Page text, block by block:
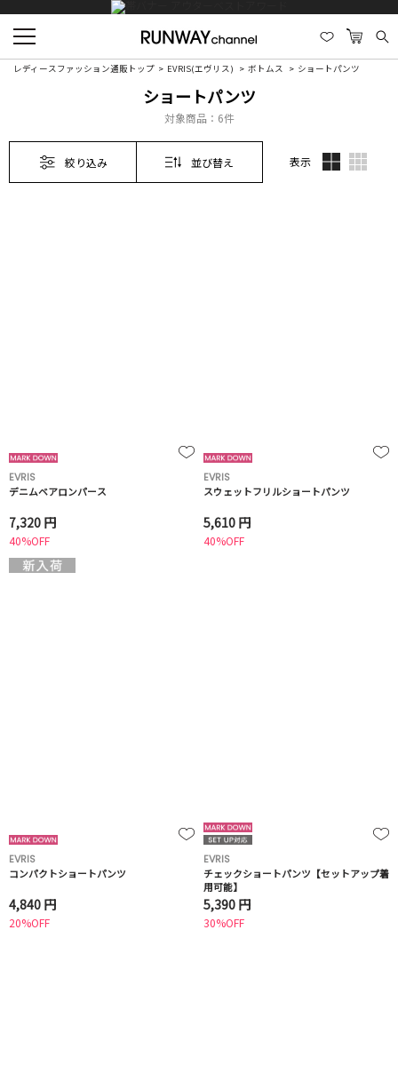
レディースファッション通販トップ EVRIS(エヴリス) ボトムス ショートパンツ
ショートパンツ
対象商品： 6件
絞り込み 並び替え 表示
EVRIS
デニムベアロンパース
7,320 円
40%OFF
EVRIS
スウェットフリルショートパンツ
5,610 円
40%OFF
EVRIS
コンパクトショートパンツ
4,840 円
20%OFF
EVRIS
チェックショートパンツ【セットアップ着
用可能】
5,390 円
30%OFF